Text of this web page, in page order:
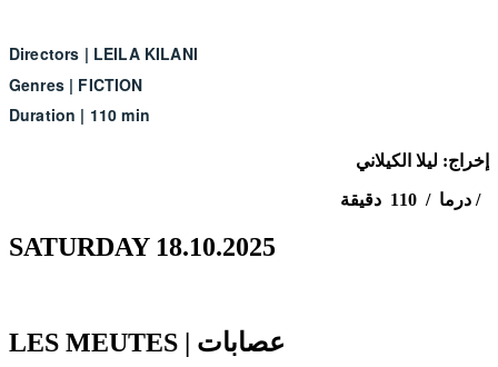
Directors | LEILA KILANI
Genres| FICTION
Duration | 110 min
إخراج: ليلا الكيلاني
درما / 110 دقيقة /
SATURDAY 18.10.2025
LES MEUTES | عصابات